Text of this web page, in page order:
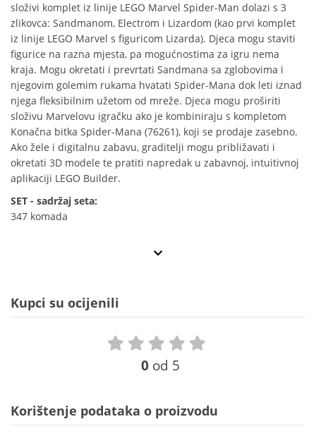
složivi komplet iz linije LEGO Marvel Spider-Man dolazi s 3
zlikovca: Sandmanom, Electrom i Lizardom (kao prvi komplet
iz linije LEGO Marvel s figuricom Lizarda). Djeca mogu staviti
figurice na razna mjesta, pa mogućnostima za igru nema
kraja. Mogu okretati i prevrtati Sandmana sa zglobovima i
njegovim golemim rukama hvatati Spider-Mana dok leti iznad
njega fleksibilnim užetom od mreže. Djeca mogu proširiti
složivu Marvelovu igračku ako je kombiniraju s kompletom
Konačna bitka Spider-Mana (76261), koji se prodaje zasebno.
Ako žele i digitalnu zabavu, graditelji mogu približavati i
okretati 3D modele te pratiti napredak u zabavnoj, intuitivnoj
aplikaciji LEGO Builder.
SET - sadržaj seta:
347 komada
Kupci su ocijenili
0 od 5
Korištenje podataka o proizvodu